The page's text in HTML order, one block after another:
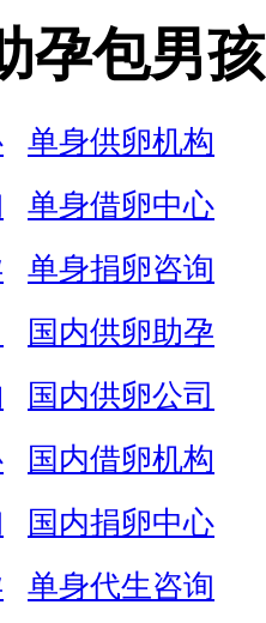
孕包男孩
单身供卵机构
单身借卵中心
单身捐卵咨询
国内供卵助孕
国内供卵公司
国内借卵机构
国内捐卵中心
单身代生咨询